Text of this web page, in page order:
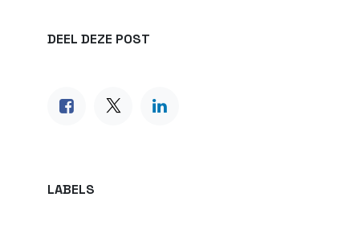
DEEL DEZE POST
LABELS